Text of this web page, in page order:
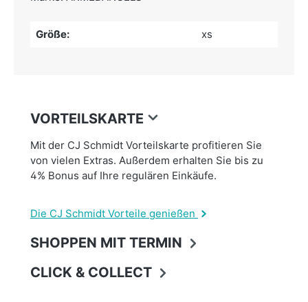
Größe: xs
VORTEILSKARTE
Mit der CJ Schmidt Vorteilskarte profitieren Sie
von vielen Extras. Außerdem erhalten Sie bis zu
4% Bonus auf Ihre regulären Einkäufe.
Die CJ Schmidt Vorteile genießen
SHOPPEN MIT TERMIN
CLICK & COLLECT